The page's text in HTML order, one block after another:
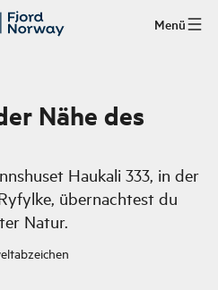
Menü
Nähe des
Haukali 333, in der
übernachtest du
Natur.